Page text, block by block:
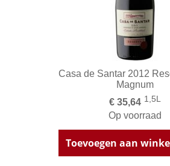
Casa de Santar 2012
Magnum
€ 35,64 1,5L
Op voorraad
Toevoegen aan